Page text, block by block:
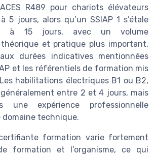
R489 pour chariots élévateurs
5 jours, alors qu’un SSIAP 1 s’étale
à 15 jours, avec un volume
théorique et pratique plus important,
durées indicatives mentionnées
et les référentiels de formation mis
habilitations électriques B1 ou B2,
entre 2 et 4 jours, mais
une expérience professionnelle
domaine technique.
formation varie fortement
formation et l’organisme, ce qui